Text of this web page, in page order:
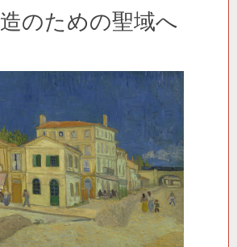
のための聖域へ